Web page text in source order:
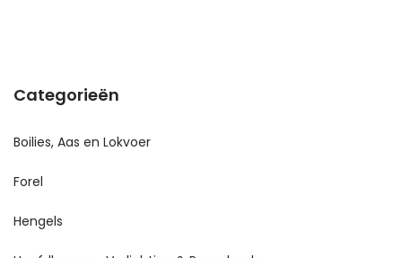
Categorieën
Boilies, Aas en Lokvoer
Forel
Hengels